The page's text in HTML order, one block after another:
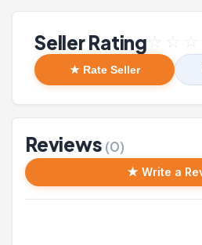
Seller Rating ☆ ☆ ☆
★ Rate Seller
Reviews (0)
★ Write a